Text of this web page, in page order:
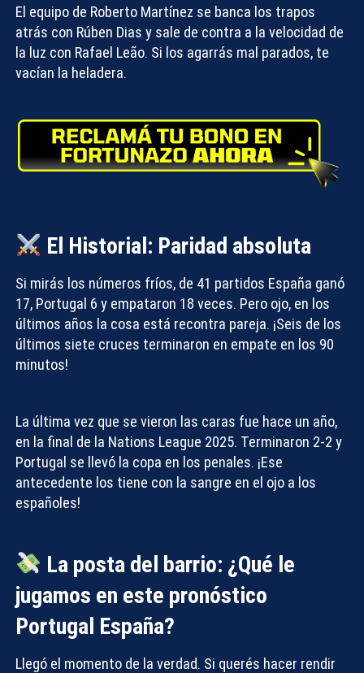
El equipo de Roberto Martínez se banca los trapos
atrás con Rúben Dias y sale de contra a la velocidad de
la luz con Rafael Leão. Si los agarrás mal parados, te
vacían la heladera.
El Historial: Paridad absoluta
Si mirás los números fríos, de 41 partidos España ganó
17, Portugal 6 y empataron 18 veces. Pero ojo, en los
últimos años la cosa está recontra pareja. ¡Seis de los
últimos siete cruces terminaron en empate en los 90
minutos!
La última vez que se vieron las caras fue hace un año,
en la final de la Nations League 2025. Terminaron 2-2 y
Portugal se llevó la copa en los penales. ¡Ese
antecedente los tiene con la sangre en el ojo a los
españoles!
La posta del barrio: ¿Qué le
jugamos en este pronóstico
Portugal España?
Llegó el momento de la verdad. Si querés hacer rendir